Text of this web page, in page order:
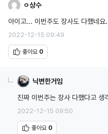
ㅇ상수
아이고... 이번주도 장사도 다했네요
2022-12-15 09:49
좋아요 0
닉변한거임
진짜 이번주는 장사 다했다고 생
2022-12-15 09:50
좋아요 0